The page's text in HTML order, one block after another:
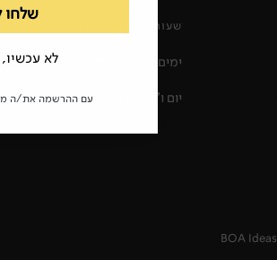
שעות פעילות החנות
ימים א'-ה': 10:00-19:00
יום ו': 09:00-16:00
BOA Ideas
שלחו
לא
עם ההרשמה את/ה